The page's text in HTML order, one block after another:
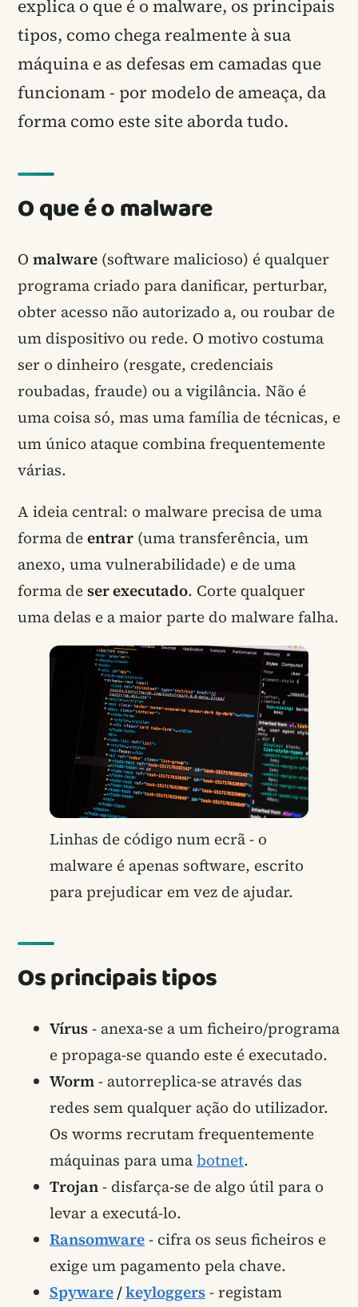
explica o que é o malware, os principais
tipos, como chega realmente à sua
máquina e as defesas em camadas que
funcionam - por modelo de ameaça, da
forma como este site aborda tudo.
O que é o malware
O malware (software malicioso) é qualquer
programa criado para danificar, perturbar,
obter acesso não autorizado a, ou roubar de
um dispositivo ou rede. O motivo costuma
ser o dinheiro (resgate, credenciais
roubadas, fraude) ou a vigilância. Não é
uma coisa só, mas uma família de técnicas, e
um único ataque combina frequentemente
várias.
A ideia central: o malware precisa de uma
forma deentrar (uma transferência, um
anexo, uma vulnerabilidade) e de uma
forma deser executado. Corte qualquer
uma delas e a maior parte do malware falha.
Linhas de código num ecrã - o
malware é apenas software, escrito
para prejudicar em vez de ajudar.
Os principais tipos
Vírus- anexa-se a um ficheiro/programa
e propaga-se quando este é executado.
Worm- autorreplica-se através das
redes sem qualquer ação do utilizador.
Os worms recrutam frequentemente
máquinas para umabotnet.
Trojan- disfarça-se de algo útil para o
levar a executá-lo.
Ransomware- cifra os seus ficheiros e
exige um pagamento pela chave.
Spyware/keyloggers- registam